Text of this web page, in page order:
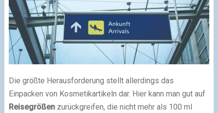
Die größte Herausforderung stellt allerdings das
Einpacken von Kosmetikartikeln dar. Hier kann man gut auf
Reisegrößenzurückgreifen, die nicht mehr als 100 ml